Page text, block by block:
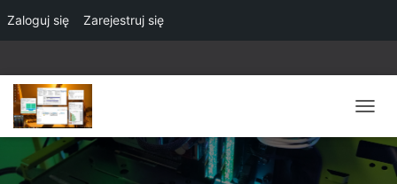
Zaloguj się Zarejestruj się
R
E